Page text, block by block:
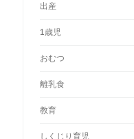
出産
1歳児
おむつ
離乳食
教育
しくじり育児